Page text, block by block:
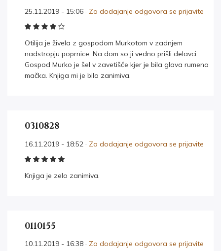
25.11.2019 - 15:06 · Za dodajanje odgovora se prijavite
Otilija je živela z gospodom Murkotom v zadnjem
nadstropju poprnice. Na dom so ji vedno prišli delavci.
Gospod Murko je šel v zavetišče kjer je bila glava rumena
mačka. Knjiga mi je bila zanimiva.
0310828
16.11.2019 - 18:52 · Za dodajanje odgovora se prijavite
Knjiga je zelo zanimiva.
0110155
10.11.2019 - 16:38 · Za dodajanje odgovora se prijavite